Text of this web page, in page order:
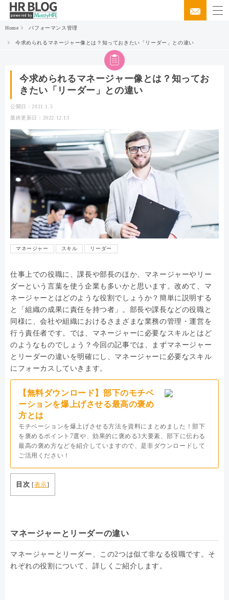
Home パフォーマンス管理
今求められるマネージャー像とは？知っておきたい「リーダー」との違い
今求められるマネージャー像とは？知ってお
きたい「リーダー」との違い
公開日：2021.1.5
最終更新日：2022.12.13
マネージャー スキル リーダー
仕事上での役職に、課長や部長のほか、マネージャーやリー
ダーという言葉を使う企業も多いかと思います。改めて、マ
ネージャーとはどのような役割でしょうか？簡単に説明する
と「組織の成果に責任を持つ者」。部長や課長などの役職と
同様に、会社や組織におけるさまざまな業務の管理・運営を
行う責任者です。では、マネージャーに必要なスキルとはど
のようなものでしょう？今回の記事では、まずマネージャー
とリーダーの違いを明確にし、マネージャーに必要なスキル
にフォーカスしていきます。
【無料ダウンロード】部下のモチベ
ーションを爆上げさせる最高の褒め
方とは
モチベーションを爆上げさせる方法を資料にまとめました！部下
を褒めるポイント7選や、効果的に褒める3大要素、部下に伝わる
最高の褒め方などを紹介していますので、是非ダウンロードして
ご活用ください！
目次 [表示]
マネージャーとリーダーの違い
マネージャーとリーダー、この2つは似て非なる役職です。そ
れぞれの役割について、詳しくご紹介します。